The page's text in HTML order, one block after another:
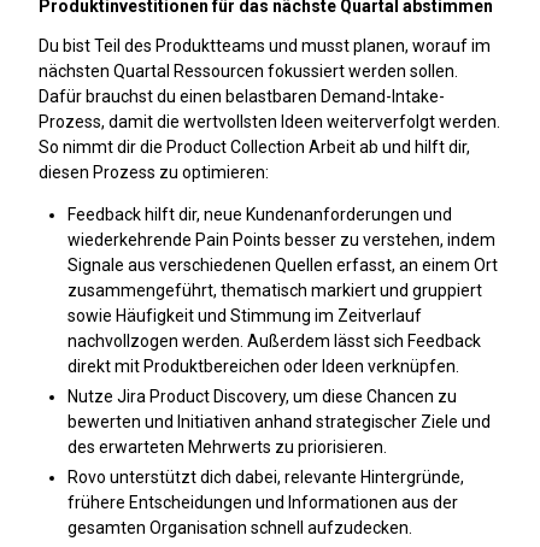
Produktinvestitionen für das nächste Quartal abstimmen
Du bist Teil des Produktteams und musst planen, worauf im
nächsten Quartal Ressourcen fokussiert werden sollen.
Dafür brauchst du einen belastbaren Demand-Intake-
Prozess, damit die wertvollsten Ideen weiterverfolgt werden.
So nimmt dir die Product Collection Arbeit ab und hilft dir,
diesen Prozess zu optimieren:
Feedback hilft dir, neue Kundenanforderungen und
wiederkehrende Pain Points besser zu verstehen, indem
Signale aus verschiedenen Quellen erfasst, an einem Ort
zusammengeführt, thematisch markiert und gruppiert
sowie Häufigkeit und Stimmung im Zeitverlauf
nachvollzogen werden. Außerdem lässt sich Feedback
direkt mit Produktbereichen oder Ideen verknüpfen.
Nutze Jira Product Discovery, um diese Chancen zu
bewerten und Initiativen anhand strategischer Ziele und
des erwarteten Mehrwerts zu priorisieren.
Rovo unterstützt dich dabei, relevante Hintergründe,
frühere Entscheidungen und Informationen aus der
gesamten Organisation schnell aufzudecken.